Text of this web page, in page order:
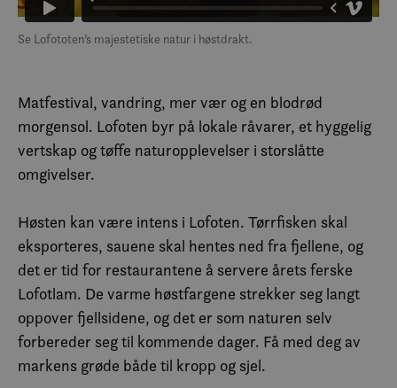
Se Lofototen’s majestetiske natur i høstdrakt.
Matfestival, vandring, mer vær og en blodrød
morgensol. Lofoten byr på lokale råvarer, et hyggelig
vertskap og tøffe naturopplevelser i storslåtte
omgivelser.
Høsten kan være intens i Lofoten. Tørrfisken skal
eksporteres, sauene skal hentes ned fra fjellene, og
det er tid for restaurantene å servere årets ferske
Lofotlam. De varme høstfargene strekker seg langt
oppover fjellsidene, og det er som naturen selv
forbereder seg til kommende dager. Få med deg av
markens grøde både til kropp og sjel.